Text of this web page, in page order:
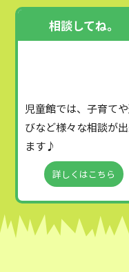
相談してね。
児童館では、子育て
びなど様々な相談が
ます♪
詳しくはこちら